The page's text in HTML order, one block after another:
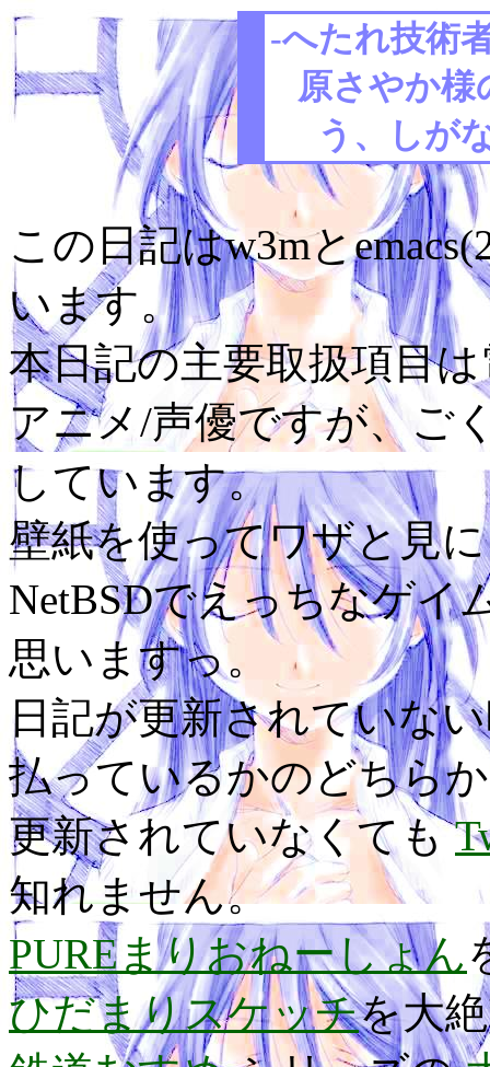
-へたれ技術
原さやか
う、しが
この日記はw3mと
います。
本日記の主要取扱項目
アニメ/声優ですが、ご
しています。
壁紙を使ってワザと見
NetBSDでえっちなゲイ
思いますっ。
日記が更新されていな
払っているかのどちら
更新されていなくても
知れません。
PUREまりおねーしょん
ひだまりスケッチを大